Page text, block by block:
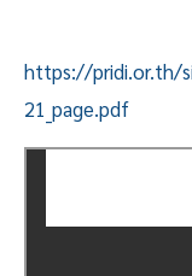
https://pridi.or.th/
21_page.pdf